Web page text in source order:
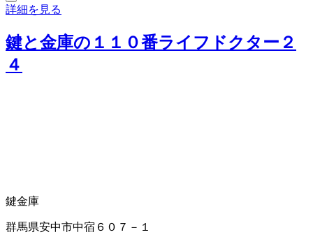
詳細を見る
鍵と金庫の１１０番ライフドクター２
４
鍵金庫
群馬県安中市中宿６０７－１